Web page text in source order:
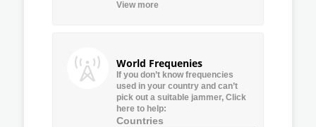
View more
World Frequenies
If you don’t know frequencies
used in your country and can’t
pick out a suitable jammer, Click
here to help:
Countries